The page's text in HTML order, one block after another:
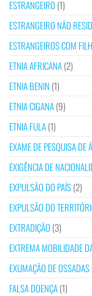
ESTRANGEIRO (1)
ESTRANGEIRO NÃO
ESTRANGEIROS COM
ETNIA AFRICANA(2)
ETNIA BENIN (1)
ETNIA CIGANA(9)
ETNIA FULA(1)
EXAME DE PESQUISA DE
EXIGÊNCIA DE
EXPULSÃO DO PAÍS(2)
EXPULSÃO DO
EXTRADIÇÃO (3)
EXTREMA MOBILIDADE
EXUMAÇÃO DE OSSADAS
FALSA DOENÇA(1)